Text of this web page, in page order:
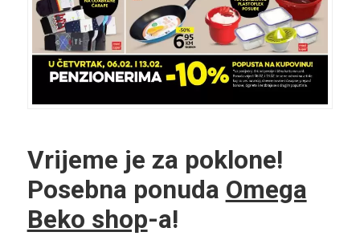
Vrijeme je za poklone!
Posebna ponuda Omega
Beko shop-a!